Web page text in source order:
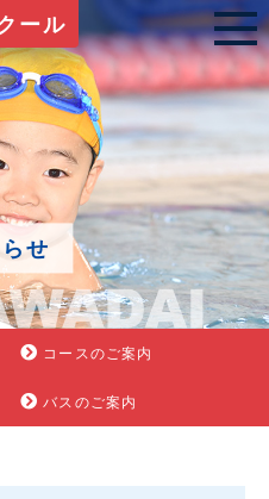
ール
せ
コースのご案内
バスのご案内